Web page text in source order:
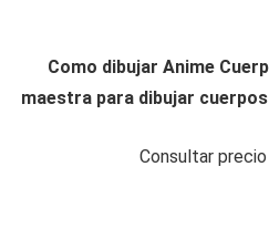
Como dibujar Anime
maestra para dibujar
Consultar